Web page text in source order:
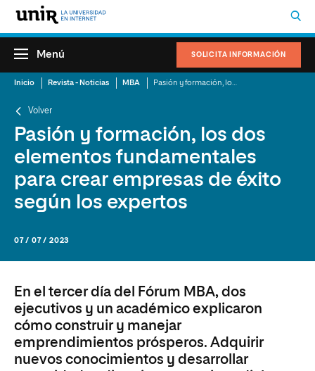
SOLICITA INFORMACIÓN
Menú
Inicio Revista - Noticias MBA
Volver
Pasión y formación, los dos
elementos fundamentales
para crear empresas de éxito
según los expertos
07 / 07 / 2023
En el tercer día del Fórum MBA, dos
ejecutivos y un académico explicaron
cómo construir y manejar
emprendimientos prósperos. Adquirir
nuevos conocimientos y desarrollar